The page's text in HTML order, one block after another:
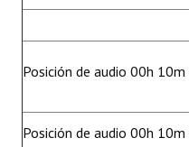
Posición de audio 00h 10m
Posición de audio 00h 10m